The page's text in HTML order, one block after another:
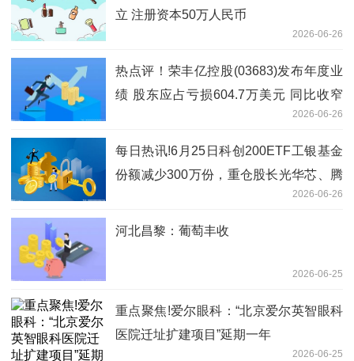
立 注册资本50万人民币
2026-06-26
热点评！荣丰亿控股(03683)发布年度业
绩 股东应占亏损604.7万美元 同比收窄
2026-06-26
每日热讯!6月25日科创200ETF工银基金
份额减少300万份，重仓股长光华芯、腾
2026-06-26
河北昌黎：葡萄丰收
2026-06-25
重点聚焦!爱尔眼科：“北京爱尔英智眼科
医院迁址扩建项目”延期一年
2026-06-25